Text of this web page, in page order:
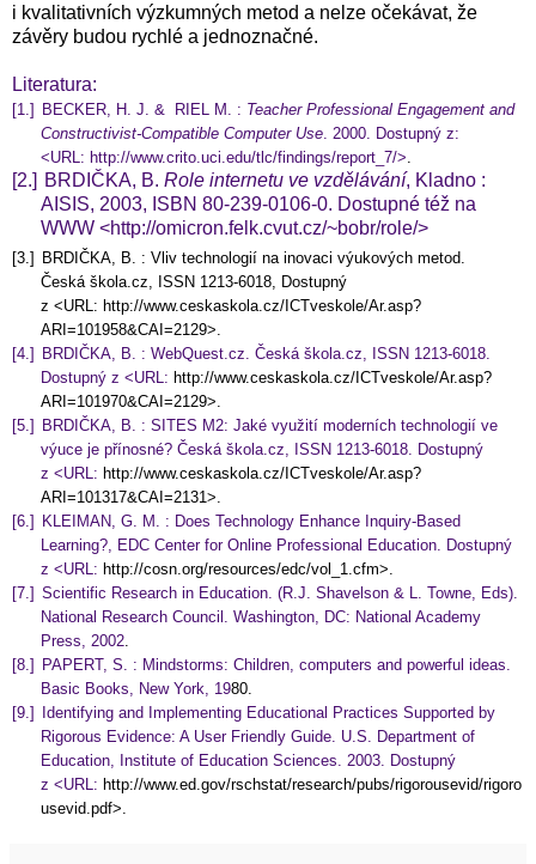
i kvalitativních výzkumných metod a nelze očekávat, že
závěry budou rychlé a jednoznačné.
Literatura:
[1.] BECKER, H. J. & RIEL M. : Teacher Professional Engagement and
Constructivist-Compatible Computer Use . 2000. Dostupný z:
<URL: http://www.crito.uci.edu/tlc/findings/report_7/>
[2.] BRDIČKA, B. Role internetu ve vzdělávání, Kladno :
AISIS, 2003, ISBN 80-239-0106-0. Dostupné též na
WWW <http://omicron.felk.cvut.cz/~bobr/role/>
[3.] BRDIČKA, B. : Vliv technologií na inovaci výukových metod.
Česká škola.cz, ISSN 1213-6018, Dostupný
z <URL: http://www.ceskaskola.cz/ICTveskole/Ar.asp?
ARI=101958&CAI=2129>
[4.] BRDIČKA, B. : WebQuest.cz. Česká škola.cz, ISSN 1213-6018.
Dostupný z <URL: http://www.ceskaskola.cz/ICTveskole/Ar.asp?
ARI=101970&CAI=2129>
[5.] BRDIČKA, B. : SITES M2: Jaké využití moderních technologií ve
výuce je přínosné? Česká škola.cz, ISSN 1213-6018. Dostupný
z <URL: http://www.ceskaskola.cz/ICTveskole/Ar.asp?
ARI=101317&CAI=2131>
[6.] KLEIMAN, G. M. : Does Technology Enhance Inquiry-Based
Learning?, EDC Center for Online Professional Education. Dostupný
z <URL: http://cosn.org/resources/edc/vol_1.cfm>
[7.] Scientific Research in Education. (R.J. Shavelson & L. Towne, Eds).
National Research Council. Washington, DC: National Academy
Press, 2002
[8.] PAPERT, S. : Mindstorms: Children, computers and powerful ideas.
Basic Books, New York, 1980.
[9.] Identifying and Implementing Educational Practices Supported by
Rigorous Evidence: A User Friendly Guide. U.S. Department of
Education, Institute of Education Sciences. 2003. Dostupný
z <URL: http://www.ed.gov/rschstat/research/pubs/rigorousevid/rigoro
usevid.pdf>